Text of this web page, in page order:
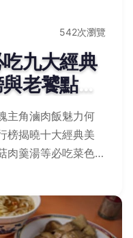
542次瀏覽
九大經典
老饕點餐
主角滷肉飯魅力何
榜揭曉十大經典美
肉羹湯等必吃菜色，